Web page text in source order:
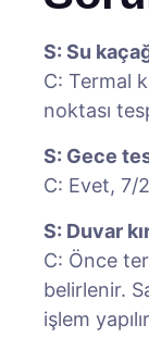
S: Su
C: Termal
noktası
S: Gece
C: Evet, 7/
S: Duvar
C: Önce
belirlenir.
işlem